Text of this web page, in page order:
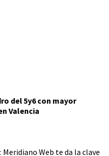
del 5y6 con mayor
Valencia